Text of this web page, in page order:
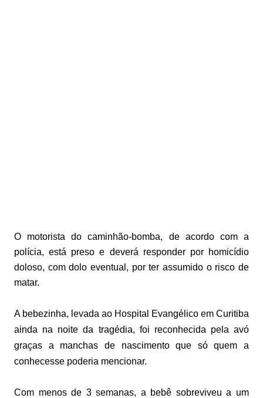
O motorista do caminhão-bomba, de acordo com a
polícia, está preso e deverá responder por homicídio
doloso, com dolo eventual, por ter assumido o risco de
matar.
A bebezinha, levada ao Hospital Evangélico em Curitiba
ainda na noite da tragédia, foi reconhecida pela avó
graças a manchas de nascimento que só quem a
conhecesse poderia mencionar.
Com menos de 3 semanas, a bebê sobreviveu a um